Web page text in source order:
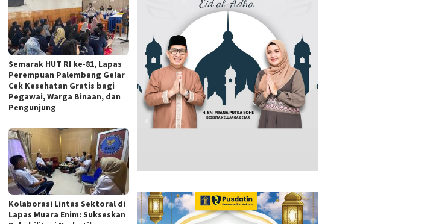
Semarak HUT RI ke-81, Lapas
Perempuan Palembang Gelar
Cek Kesehatan Gratis bagi
Pegawai, Warga Binaan, dan
Pengunjung
Kolaborasi Lintas Sektoral di
Lapas Muara Enim: Sukseskan